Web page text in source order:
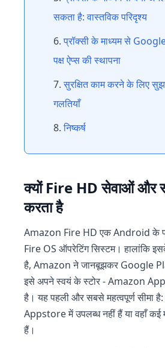
सकता है: वास्तविक परिदृश्य
प्रॉक्सी के माध्यम से
पक्ष ऐप्स की स्थापना
सुरक्षित काम करने के लिए
गलतियाँ
निष्कर्ष
क्यों Fire HD सेवाओं और
करता है
Amazon Fire HD एक Android के
Fire OS ऑपरेटिंग सिस्टम। हालांकि
है, Amazon ने जानबूझकर Google
इसे अपने स्वयं के स्टोर - Amazon
है। यह पहली और सबसे महत्वपूर्ण सीमा
Appstore में उपलब्ध नहीं हैं या वहाँ कई
हैं।